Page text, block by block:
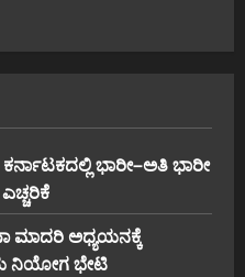
ಭಾರೀ–ಅತಿ ಭಾರೀ
ಮಾದರಿ ಅಧ್ಯಯನಕ್ಕೆ
ನಿಯೋಗ ಭೇಟಿ